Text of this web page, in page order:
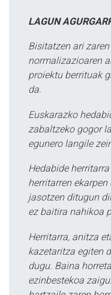
LAGUN
Bisitatzen ari
normalizazioaren
proiektu berrituak
da.
Euskarazko
zabaltzeko gogor
egunero langile
Hedabide
herritarren
jasotzen ditugun
ez baitira nahikoa
Herritarra, anitza
kazetaritza egiten
dugu. Baina
ezinbestekoa